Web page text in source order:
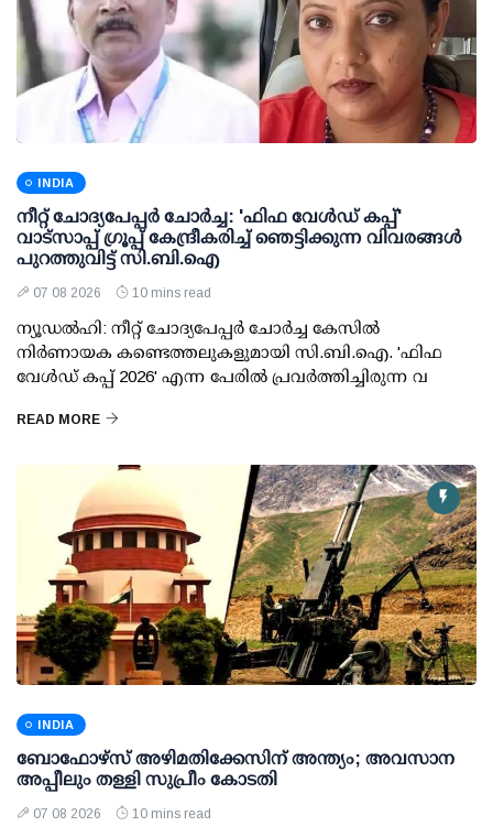
INDIA
നീറ്റ് ചോദ്യപേപ്പര്‍ ചോര്‍ച്ച: 'ഫിഫ വേള്‍ഡ് കപ്പ്'
വാട്സാപ്പ് ഗ്രൂപ്പ് കേന്ദ്രീകരിച്ച് ഞെട്ടിക്കുന്ന വിവരങ്ങള്‍
പുറത്തുവിട്ട് സി.ബി.ഐ
07 08 2026 10 mins read
ന്യൂഡല്‍ഹി: നീറ്റ് ചോദ്യപേപ്പര്‍ ചോര്‍ച്ച കേസില്‍
നിര്‍ണായക കണ്ടെത്തലുകളുമായി സി.ബി.ഐ. 'ഫിഫ
വേള്‍ഡ് കപ്പ് 2026' എന്ന പേരില്‍ പ്രവര്‍ത്തിച്ചിരുന്ന വ
READ MORE
INDIA
ബോഫോഴ്സ് അഴിമതിക്കേസിന് അന്ത്യം; അവസാന
അപ്പീലും തള്ളി സുപ്രീം കോടതി
07 08 2026 10 mins read